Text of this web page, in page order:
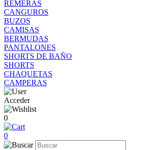
REMERAS
CANGUROS
BUZOS
CAMISAS
BERMUDAS
PANTALONES
SHORTS DE BAÑO
SHORTS
CHAQUETAS
CAMPERAS
Acceder
0
0